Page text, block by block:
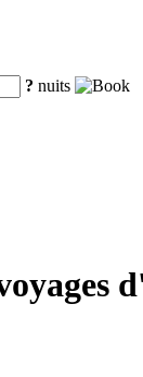
? nuits